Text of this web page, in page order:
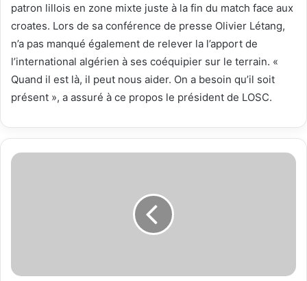
patron lillois en zone mixte juste à la fin du match face aux
croates. Lors de sa conférence de presse Olivier Létang,
n’a pas manqué également de relever la l’apport de
l’international algérien à ses coéquipier sur le terrain. «
Quand il est là, il peut nous aider. On a besoin qu’il soit
présent », a assuré à ce propos le président de LOSC.